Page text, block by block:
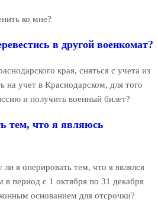
ко мне?
в другой военкомат?
края, сняться с учета из
на учет в Краснодарском, для того
и получить военный билет?
тем, что я являюсь
я оперировать тем, что я являлся
в период с 1 октября по 31 декабря
основанием для отсрочки?